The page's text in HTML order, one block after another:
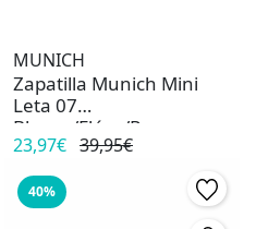
MUNICH
Zapatilla Munich Mini
Leta 07
Blanco/Flúor/Rosa
23,97€ 39,95€
40%